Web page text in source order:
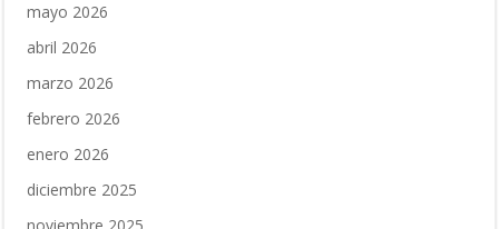
mayo 2026
abril 2026
marzo 2026
febrero 2026
enero 2026
diciembre 2025